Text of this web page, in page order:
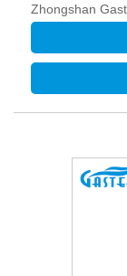
Zhongshan
offriremo il
tempestiva.